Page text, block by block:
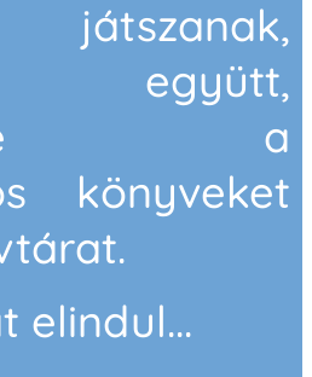
játszanak,
együtt,
a
könyveket
elindul...